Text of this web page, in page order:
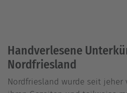
Handverlesene
Nordfriesland
Nordfriesland wurde seit jeher